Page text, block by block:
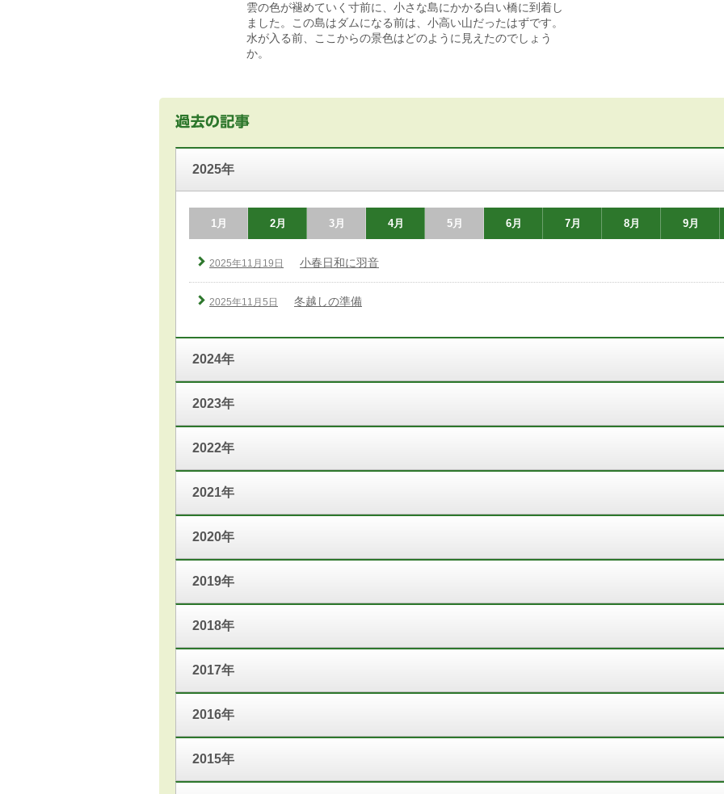
雲の色が褪めていく寸前に、小さな島にかかる白い橋に到着し
ました。この島はダムになる前は、小高い山だったはずです。
水が入る前、ここからの景色はどのように見えたのでしょう
か。
2025年
1月 2月 3月 4月 5月 6月 7月 8月 9月
2025年11月19日 小春日和に羽音
2025年11月5日 冬越しの準備
2024年
2023年
2022年
2021年
2020年
2019年
2018年
2017年
2016年
2015年